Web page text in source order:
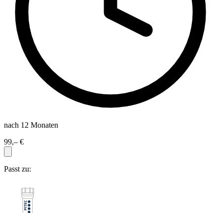
nach 12 Monaten
99,– €
Passt zu: